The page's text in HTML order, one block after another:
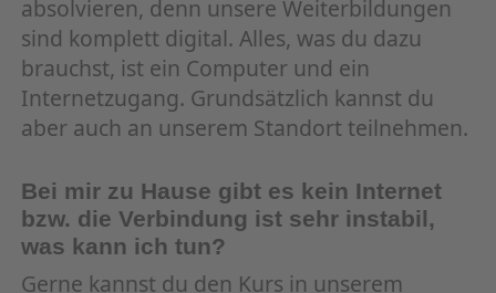
absolvieren, denn unsere Weiterbildungen
sind komplett digital. Alles, was du dazu
brauchst, ist ein Computer und ein
Internetzugang. Grundsätzlich kannst du
aber auch an unserem Standort teilnehmen.
Bei mir zu Hause gibt es kein Internet
bzw. die Verbindung ist sehr instabil,
was kann ich tun?
Gerne kannst du den Kurs in unserem